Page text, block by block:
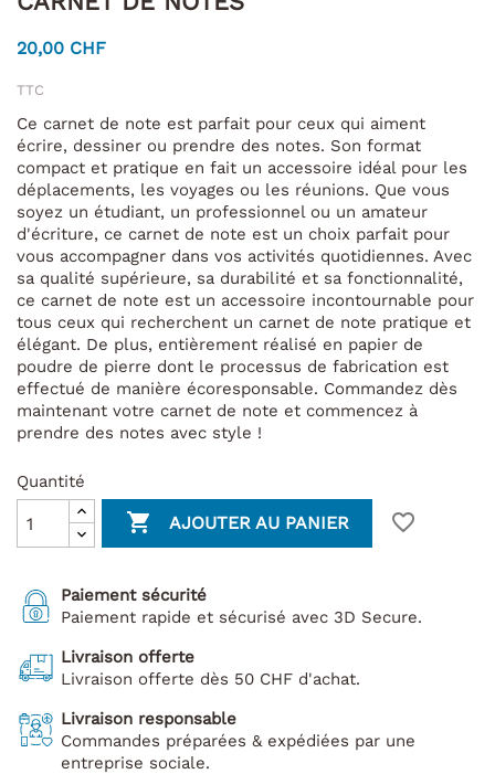
20,00 CHF
TTC
Ce carnet de note est parfait pour ceux qui aiment
écrire, dessiner ou prendre des notes. Son format
compact et pratique en fait un accessoire idéal pour les
déplacements, les voyages ou les réunions. Que vous
soyez un étudiant, un professionnel ou un amateur
d'écriture, ce carnet de note est un choix parfait pour
vous accompagner dans vos activités quotidiennes. Avec
sa qualité supérieure, sa durabilité et sa fonctionnalité,
ce carnet de note est un accessoire incontournable pour
tous ceux qui recherchent un carnet de note pratique et
élégant. De plus, entièrement réalisé en papier de
poudre de pierre dont le processus de fabrication est
effectué de manière écoresponsable. Commandez dès
maintenant votre carnet de note et commencez à
prendre des notes avec style !
Quantité
 AJOUTER AU PANIER favorite_border
Paiement sécurité
Paiement rapide et sécurisé avec 3D Secure.
Livraison offerte
Livraison offerte dès 50 CHF d'achat.
Livraison responsable
Commandes préparées & expédiées par une
entreprise sociale.